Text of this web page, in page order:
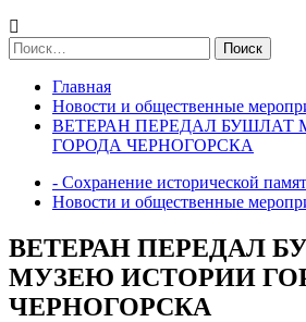
Найти:
Главная
Новости и общественные
ВЕТЕРАН ПЕРЕДАЛ БУШЛАТ
ГОРОДА ЧЕРНОГОРСКА
- Сохранение исторической
Новости и общественные
ВЕТЕРАН ПЕРЕДАЛ
МУЗЕЮ ИСТОРИИ
ЧЕРНОГОРСКА